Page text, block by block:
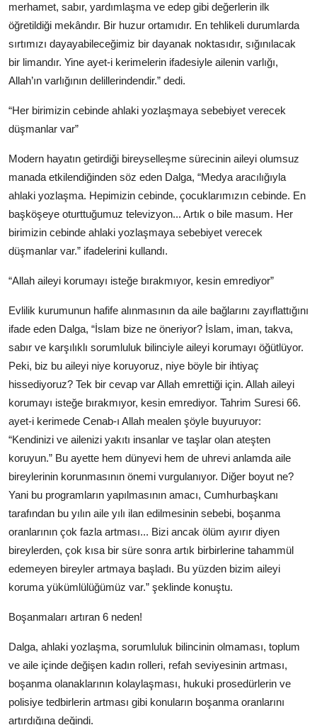
merhamet, sabır, yardımlaşma ve edep gibi değerlerin ilk
öğretildiği mekândır. Bir huzur ortamıdır. En tehlikeli durumlarda
sırtımızı dayayabileceğimiz bir dayanak noktasıdır, sığınılacak
bir limandır. Yine ayet-i kerimelerin ifadesiyle ailenin varlığı,
Allah’ın varlığının delillerindendir.” dedi.
“Her birimizin cebinde ahlaki yozlaşmaya sebebiyet verecek
düşmanlar var”
Modern hayatın getirdiği bireyselleşme sürecinin aileyi olumsuz
manada etkilendiğinden söz eden Dalga, “Medya aracılığıyla
ahlaki yozlaşma. Hepimizin cebinde, çocuklarımızın cebinde. En
başköşeye oturttuğumuz televizyon... Artık o bile masum. Her
birimizin cebinde ahlaki yozlaşmaya sebebiyet verecek
düşmanlar var.” ifadelerini kullandı.
“Allah aileyi korumayı isteğe bırakmıyor, kesin emrediyor”
Evlilik kurumunun hafife alınmasının da aile bağlarını zayıflattığını
ifade eden Dalga, “İslam bize ne öneriyor? İslam, iman, takva,
sabır ve karşılıklı sorumluluk bilinciyle aileyi korumayı öğütlüyor.
Peki, biz bu aileyi niye koruyoruz, niye böyle bir ihtiyaç
hissediyoruz? Tek bir cevap var Allah emrettiği için. Allah aileyi
korumayı isteğe bırakmıyor, kesin emrediyor. Tahrim Suresi 66.
ayet-i kerimede Cenab-ı Allah mealen şöyle buyuruyor:
“Kendinizi ve ailenizi yakıtı insanlar ve taşlar olan ateşten
koruyun.” Bu ayette hem dünyevi hem de uhrevi anlamda aile
bireylerinin korunmasının önemi vurgulanıyor. Diğer boyut ne?
Yani bu programların yapılmasının amacı, Cumhurbaşkanı
tarafından bu yılın aile yılı ilan edilmesinin sebebi, boşanma
oranlarının çok fazla artması... Bizi ancak ölüm ayırır diyen
bireylerden, çok kısa bir süre sonra artık birbirlerine tahammül
edemeyen bireyler artmaya başladı. Bu yüzden bizim aileyi
koruma yükümlülüğümüz var.” şeklinde konuştu.
Boşanmaları artıran 6 neden!
Dalga, ahlaki yozlaşma, sorumluluk bilincinin olmaması, toplum
ve aile içinde değişen kadın rolleri, refah seviyesinin artması,
boşanma olanaklarının kolaylaşması, hukuki prosedürlerin ve
polisiye tedbirlerin artması gibi konuların boşanma oranlarını
artırdığına değindi.